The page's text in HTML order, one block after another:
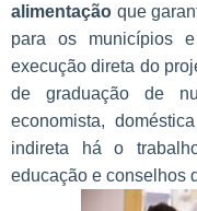
alimentação que
para os municípios
execução direta do
de graduação de
economista,
indireta há o
educação e conselhos